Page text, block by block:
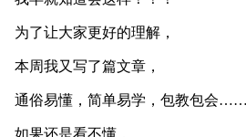
为了让大家更好的理解，
本周我又写了篇文章，
通俗易懂，简单易学，包教包会……
如果还是看不懂，